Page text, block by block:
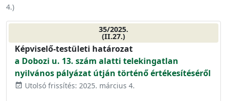
4.)
35/2025.
(II.27.)
Képviselő-testületi határozat
a Dobozi u. 13. szám alatti telekingatlan
nyilvános pályázat útján történő értékesítéséről
event_available Utolsó frissítés: 2025. március 4.